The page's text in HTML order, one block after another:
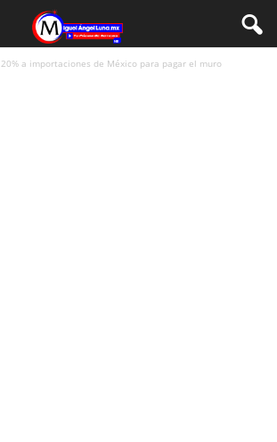
20% a importaciones de México para pagar el muro